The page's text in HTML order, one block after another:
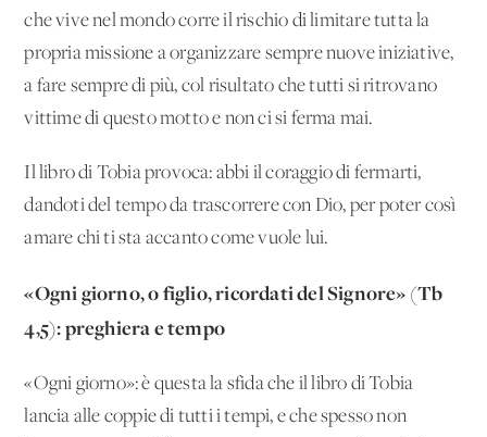
che vive nel mondo corre il rischio di limitare tutta la
propria missione a organizzare sempre nuove iniziative,
a fare sempre di più, col risultato che tutti si ritrovano
vittime di questo motto e non ci si ferma mai.
Il libro di Tobia provoca: abbi il coraggio di fermarti,
dandoti del tempo da trascorrere con Dio, per poter così
amare chi ti sta accanto come vuole lui.
«Ogni giorno, o figlio, ricordati del Signore» (Tb
4,5): preghiera e tempo
«Ogni giorno»: è questa la sfida che il libro di Tobia
lancia alle coppie di tutti i tempi, e che spesso non